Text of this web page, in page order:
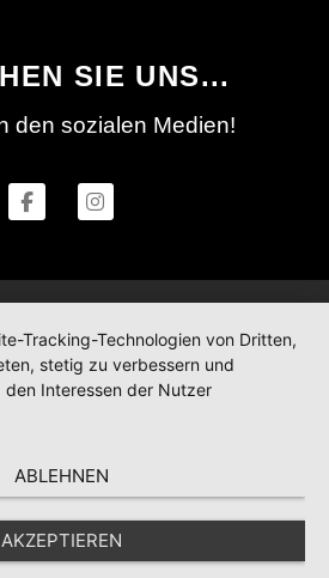
SIE UNS...
den sozialen Medien!
Tracking-Technologien von Dritten,
stetig zu verbessern und
Interessen der Nutzer
ABLEHNEN
AKZEPTIEREN